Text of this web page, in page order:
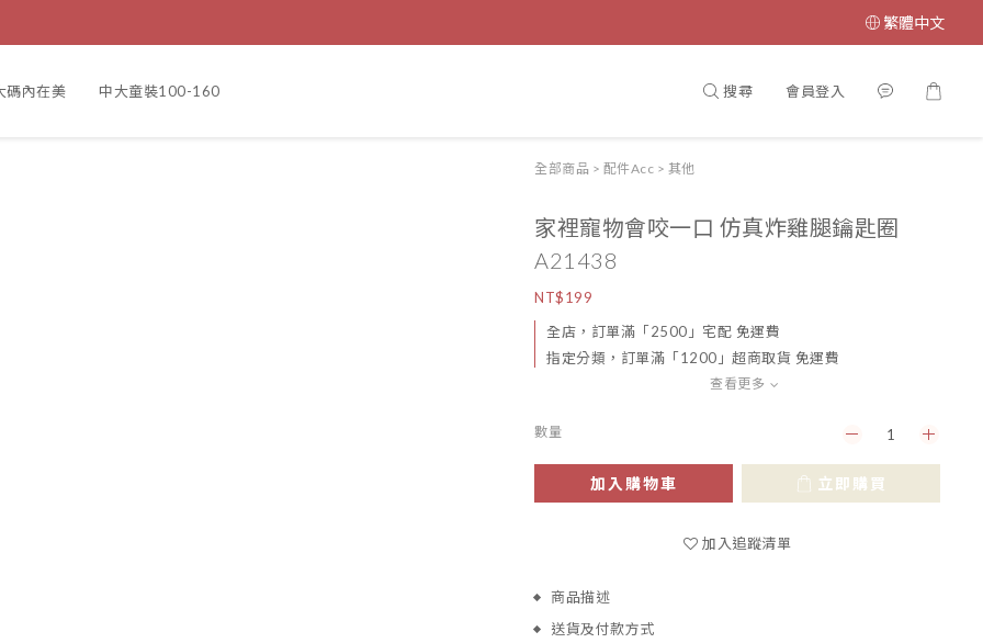
繁體中文
碼內在美 中大童裝100-160 搜尋 會員登入
全部商品 > 配件Acc > 其他
家裡寵物會咬一口 仿真炸雞腿鑰匙圈
A21438
NT$199
全店，訂單滿「2500」宅配 免運費
指定分類，訂單滿「1200」超商取貨 免運費
查看更多
數量
加入購物車 立即購買
加入追蹤清單
商品描述
送貨及付款方式